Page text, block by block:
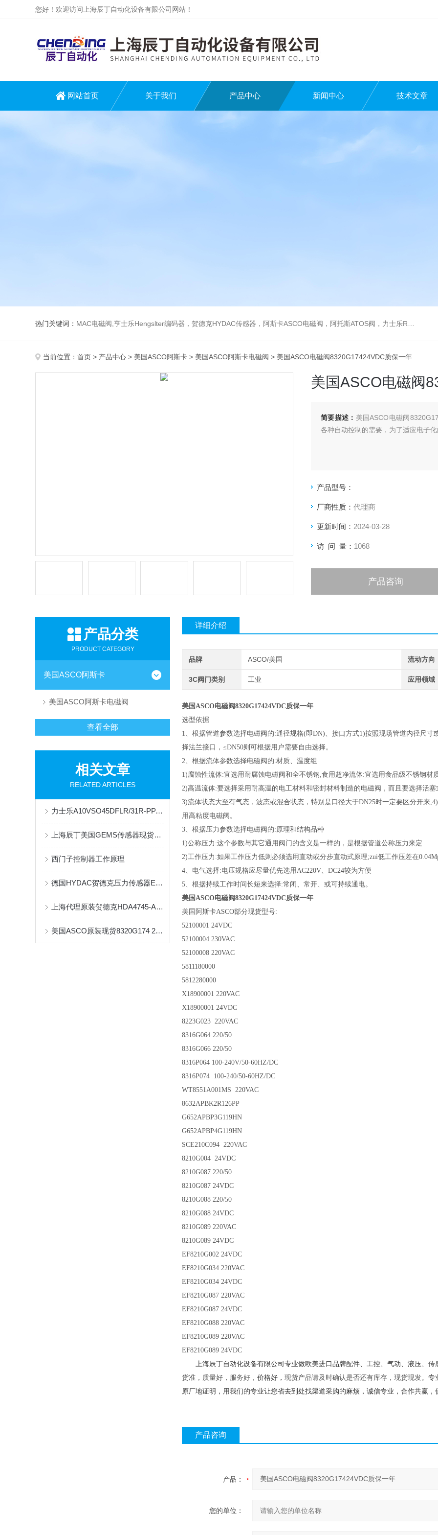
您好！欢迎访问上海辰丁自动化设备有限公司网站！
网站首页 关于我们 产品中心 新闻中心 技术文章
热门关键词： MAC电磁阀,亨士乐Hengslter编码器，贺德克HYDAC传感器，阿斯卡ASCO电磁阀，阿托斯ATOS阀，力士乐Rexroth泵，爱普EPRO传感器，穆格MOOG伺服阀，宝德BURKERT电磁阀，倍加福P F传感器
当前位置： 首页 > 产品中心 > 美国ASCO阿斯卡 > 美国ASCO阿斯卡电磁阀 > 美国ASCO电磁阀8320G17424VDC质保一年
美国ASCO电磁阀
简要描述： 美国ASCO电磁阀
各种自动控制的需要，为了适应电子
产品型号：
厂商性质： 代理商
更新时间： 2024-03-28
访 问 量： 1068
产品咨询
产品分类
PRODUCT CATEGORY
美国ASCO阿斯卡
美国ASCO阿斯卡电磁阀
查看全部
相关文章
RELATED ARTICLES
力士乐A10VSO45DFLR/31R-PPA12N00现货供应
上海辰丁美国GEMS传感器现货库存
西门子控制器工作原理
德国HYDAC贺德克压力传感器EDS系列产品介绍及保养
上海代理原装贺德克HDA4745-A-400-000参数下载
美国ASCO原装现货8320G174 220V辰丁供应
详细介绍
品牌 ASCO/美国 流动方向
3C阀门类别 工业 应用领域
美国ASCO电磁阀8320G17424VDC质保一年
选型依据
1、根据管道参数选择电磁阀的:通径规格(即DN)、接口方式1)按照现场管道内径尺
择法兰接口，≤DN50则可根据用户需要自由选择。
2、根据流体参数选择电磁阀的:材质、温度组
1)腐蚀性流体:宜选用耐腐蚀电磁阀和全不锈钢,食用超净流体:宜选用食品级不锈钢材
2)高温流体:要选择采用耐高温的电工材料和密封材料制造的电磁阀，而且要选择活
3)流体状态大至有气态，波态或混合状态，特别是口径大于DN25时一定要区分开来
用高粘度电磁阀。
3、根据压力参数选择电磁阀的:原理和结构品种
1)公称压力:这个参数与其它通用阀门的含义是一样的，是根据管道公称压力来定
2)工作压力:如果工作压力低则必须选用直动或分步直动式原理;zui低工作压差在
4、电气选择:电压规格应尽量优先选用AC220V、DC24较为方便
5、根据持续工作时间长短来选择:常闭、常开、或可持续通电。
美国ASCO电磁阀8320G17424VDC质保一年
美国阿斯卡ASCO部分现货型号:
52100001 24VDC
52100004 230VAC
52100008 220VAC
5811180000
5812280000
X18900001 220VAC
X18900001 24VDC
8223G023 220VAC
8316G064 220/50
8316G066 220/50
8316P064 100-240V/50-60HZ/DC
8316P074 100-240/50-60HZ/DC
WT8551A001MS 220VAC
8632APBK2R126PP
G652APBP3G119HN
G652APBP4G119HN
SCE210C094 220VAC
8210G004 24VDC
8210G087 220/50
8210G087 24VDC
8210G088 220/50
8210G088 24VDC
8210G089 220VAC
8210G089 24VDC
EF8210G002 24VDC
EF8210G034 220VAC
EF8210G034 24VDC
EF8210G087 220VAC
EF8210G087 24VDC
EF8210G088 220VAC
EF8210G089 220VAC
EF8210G089 24VDC
上海辰丁自动化设备有限公司专业做欧美进口品牌配件、工控、气动、液压、
货准，质量好，服务好， 价格好， 现货产品请及时确认是否还有库存，现货现发。 专
原厂地证明，用我们的专业让您省去到处找渠道采购的麻烦，诚信专业，合作共赢，
产品咨询
产品：
您的单位：